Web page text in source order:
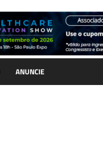
ANUNCIE